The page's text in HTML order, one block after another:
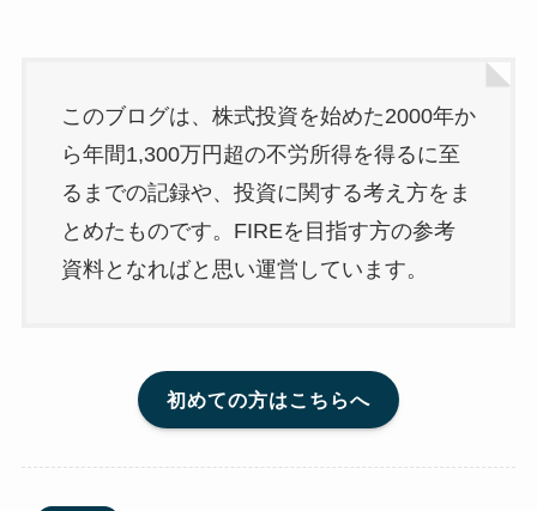
このブログは、株式投資を始めた2000年か
ら年間1,300万円超の不労所得を得るに至
るまでの記録や、投資に関する考え方をま
とめたものです。FIREを目指す方の参考
資料となればと思い運営しています。
初めての方はこちらへ